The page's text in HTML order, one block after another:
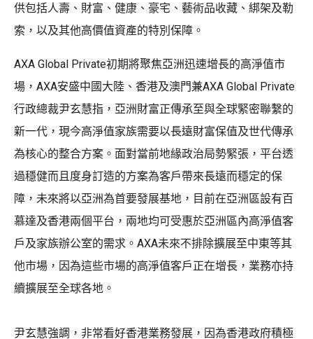
供包括人壽、財富、健康、豪宅、藝術品收藏、綁架及勒
索，以及其他高價值資產的特別保障。
AXA Global Private初期將聚焦亞洲迅速增長的高淨值市
場，AXA安盛中國大陸、香港及澳門兼AXA Global Private
行政總裁尹玄慧指，亞洲財富正傳承至與全球緊密聯繫的
新一代，現今高淨值家族需要以長遠財富保值及世代傳承
為核心的整合方案。面對當前地緣政治局勢緊張，平台透
過穩健而且度身訂造的方案為客戶帶來長遠而穩定的保
障，未來將以亞洲為首要發展基地，目前在亞洲區設有百
慕達及香港兩個平台，兩地均可受惠於亞洲區內高淨值客
戶及家族辦公室的需求。AXA未來不排除擴展至中東等其
他市場，因為這些市場的高淨值客戶正在增長，業務亦持
續擴展至全球各地。
尹玄慧強調，非常看好香港業務發展，因為香港政府積極